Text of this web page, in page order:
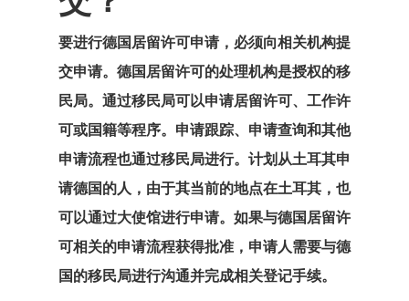
要进行德国居留许可申请，必须向相关机构提
交申请。德国居留许可的处理机构是授权的移
民局。通过移民局可以申请居留许可、工作许
可或国籍等程序。申请跟踪、申请查询和其他
申请流程也通过移民局进行。计划从土耳其申
请德国的人，由于其当前的地点在土耳其，也
可以通过大使馆进行申请。 如果与德国居留许
可相关的申请流程获得批准，申请人需要与德
国的移民局进行沟通并完成相关登记手续。
计划
爱沙尼亚博客
结帐结果
芬兰
芬兰创业签证
英国创新者和